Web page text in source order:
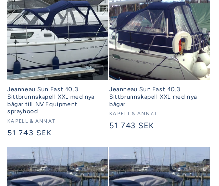
Jeanneau Sun Fast 40.3
Sittbrunnskapell XXL med nya
bågar till NV Equipment
sprayhood
Säljare:
KAPELL & ANNAT
Ordinarie
51 743 SEK
Jeanneau Sun Fast 40.3
Sittbrunnskapell XXL med nya
bågar
Säljare:
KAPELL & ANNAT
Ordinarie
51 743 SEK